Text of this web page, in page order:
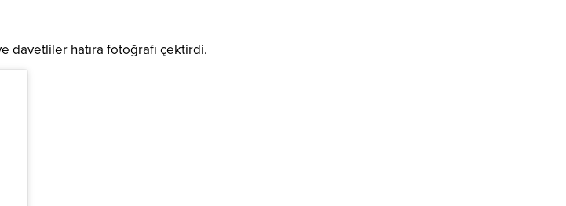
davetliler hatıra fotoğrafı çektirdi.